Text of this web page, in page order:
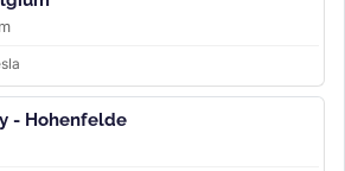
- Hohenfelde